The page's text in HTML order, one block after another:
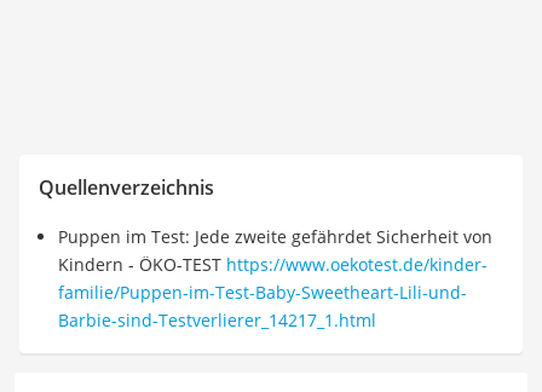
Quellenverzeichnis
Puppen im Test: Jede zweite gefährdet Sicherheit von
Kindern - ÖKO-TEST https://www.oekotest.de/kinder-
familie/Puppen-im-Test-Baby-Sweetheart-Lili-und-
Barbie-sind-Testverlierer_14217_1.html